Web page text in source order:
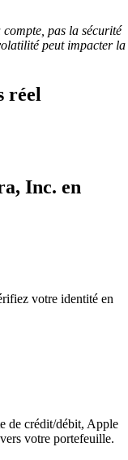
compte, pas la sécurité
peut impacter la
réel
Inc. en
votre identité en
de crédit/débit, Apple
votre portefeuille.